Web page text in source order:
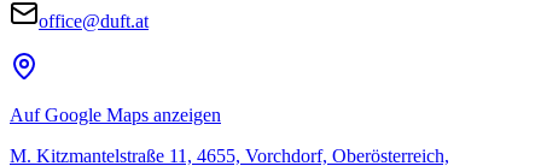
office@duft.at
Auf Google Maps anzeigen
M. Kitzmantelstraße 11, 4655, Vorchdorf, Oberösterreich,